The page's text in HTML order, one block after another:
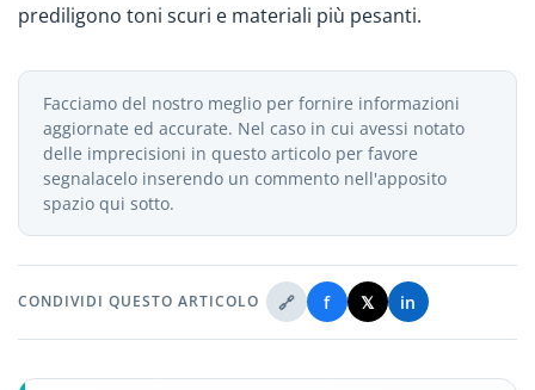
prediligono toni scuri e materiali più pesanti.
Facciamo del nostro meglio per fornire informazioni
aggiornate ed accurate. Nel caso in cui avessi notato
delle imprecisioni in questo articolo per favore
segnalacelo inserendo un commento nell'apposito
spazio qui sotto.
CONDIVIDI QUESTO ARTICOLO 🔗 f 𝕏 in